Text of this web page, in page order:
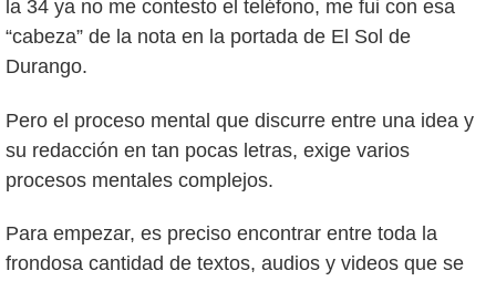
la 34 ya no me contesto el teléfono, me fui con esa
“cabeza” de la nota en la portada de El Sol de
Durango.
Pero el proceso mental que discurre entre una idea y
su redacción en tan pocas letras, exige varios
procesos mentales complejos.
Para empezar, es preciso encontrar entre toda la
frondosa cantidad de textos, audios y videos que se